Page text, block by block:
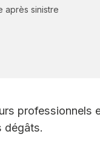
après sinistre
professionnels
dégâts.